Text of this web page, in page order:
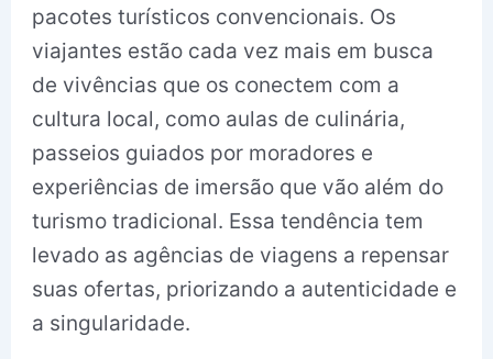
pacotes turísticos convencionais. Os
viajantes estão cada vez mais em busca
de vivências que os conectem com a
cultura local, como aulas de culinária,
passeios guiados por moradores e
experiências de imersão que vão além do
turismo tradicional. Essa tendência tem
levado as agências de viagens a repensar
suas ofertas, priorizando a autenticidade e
a singularidade.